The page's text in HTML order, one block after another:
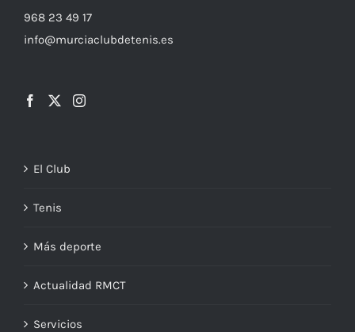
968 23 49 17
info@murciaclubdetenis.es
El Club
Tenis
Más deporte
Actualidad RMCT
Servicios